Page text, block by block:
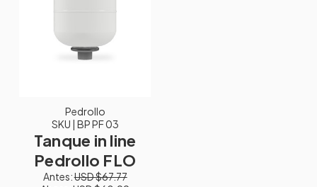
Pedrollo
SKU | BP PF 03
Tanque in line
Pedrollo FLO
Antes:USD $67.77